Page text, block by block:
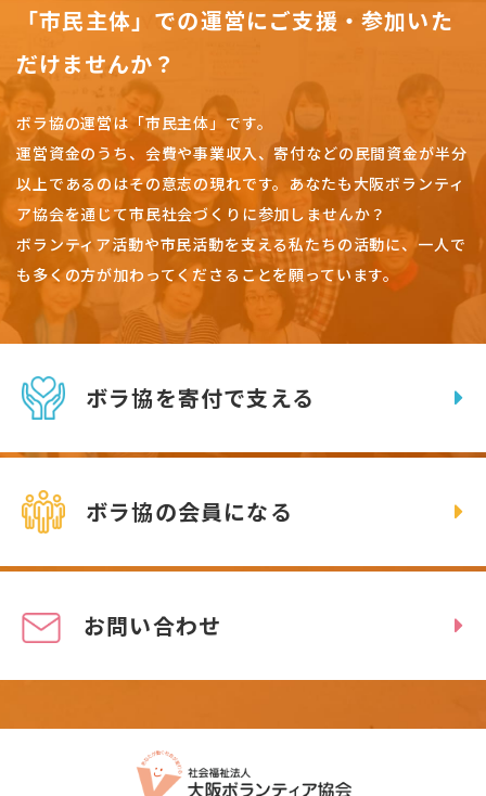
「市民主体」での運営にご支援・参加いた
だけませんか？
ボラ協の運営は「市民主体」です。
運営資金のうち、会費や事業収入、寄付などの民間資金が半分
以上であるのはその意志の現れです。 あなたも大阪ボランティ
ア協会を通じて市民社会づくりに参加しませんか？
ボランティア活動や市民活動を支える私たちの活動に、一人で
も多くの方が加わってくださることを願っています。
ボラ協を寄付で支える
ボラ協の会員になる
お問い合わせ